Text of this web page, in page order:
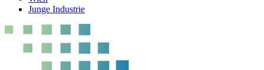
Junge Industrie